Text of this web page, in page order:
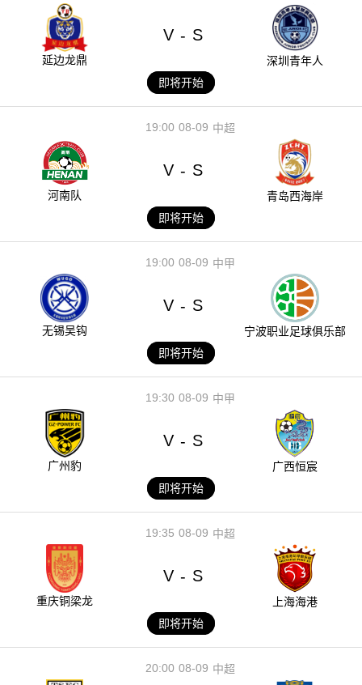
延边龙鼎
V - S
深圳青年人
即将开始
08-09
19:00 中超
河南队
V - S
青岛西海岸
即将开始
08-09
19:00 中甲
无锡吴钩
V - S
宁波职业足球俱乐部
即将开始
08-09
19:30 中甲
广州豹
V - S
广西恒宸
即将开始
08-09
19:35 中超
重庆铜梁龙
V - S
上海海港
即将开始
08-09
20:00 中超